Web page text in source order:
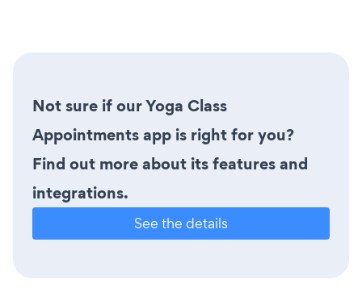
Not sure if our Yoga Class
Appointments app is right for you?
Find out more about its features and
integrations.
See the details